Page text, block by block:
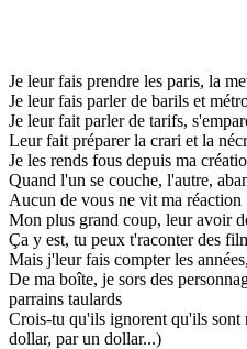
Je leur fais prendre les paris, la
Je leur fais parler de barils et
Je leur fait parler de tarifs,
Leur fait préparer la crari et la
Je les rends fous depuis ma
Quand l'un se couche, l'autre,
Aucun de vous ne vit ma réaction
Mon plus grand coup, leur avoir
Ça y est, tu peux t'raconter des
Mais j'leur fais compter les
De ma boîte, je sors des
parrains taulards
Crois-tu qu'ils ignorent qu'ils sont
dollar, par un dollar...)